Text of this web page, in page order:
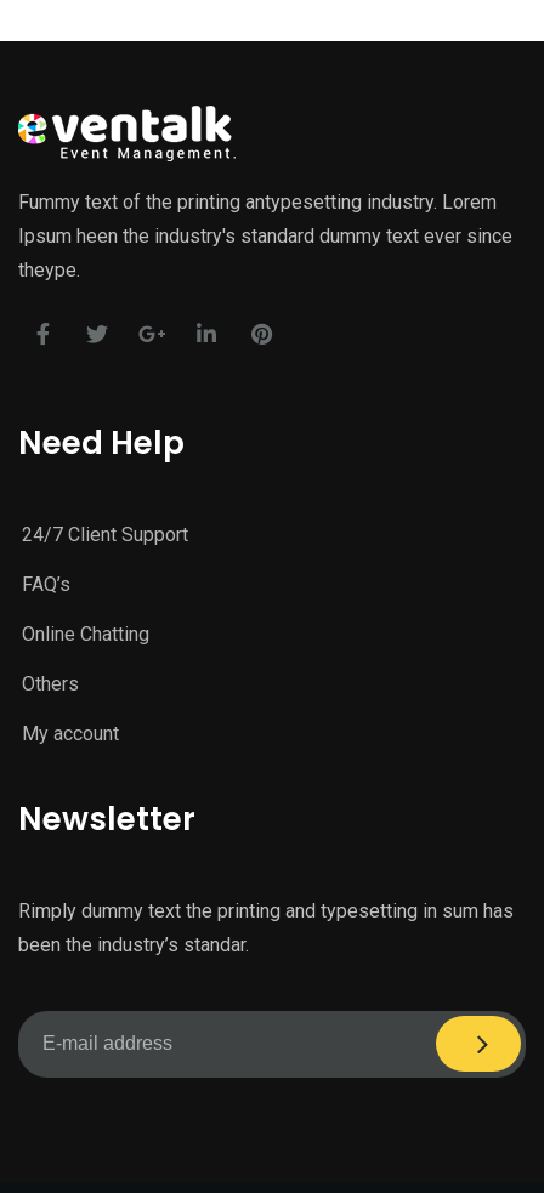
Fummy text of the printing antypesetting industry. Lorem
Ipsum heen the industry's standard dummy text ever since
theype.
Need Help
24/7 Client Support
FAQ’s
Online Chatting
Others
My account
Newsletter
Rimply dummy text the printing and typesetting in sum has
been the industry’s standar.